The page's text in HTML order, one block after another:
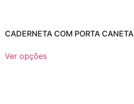
CADERNETA COM PORTA CANETA
Ver opções